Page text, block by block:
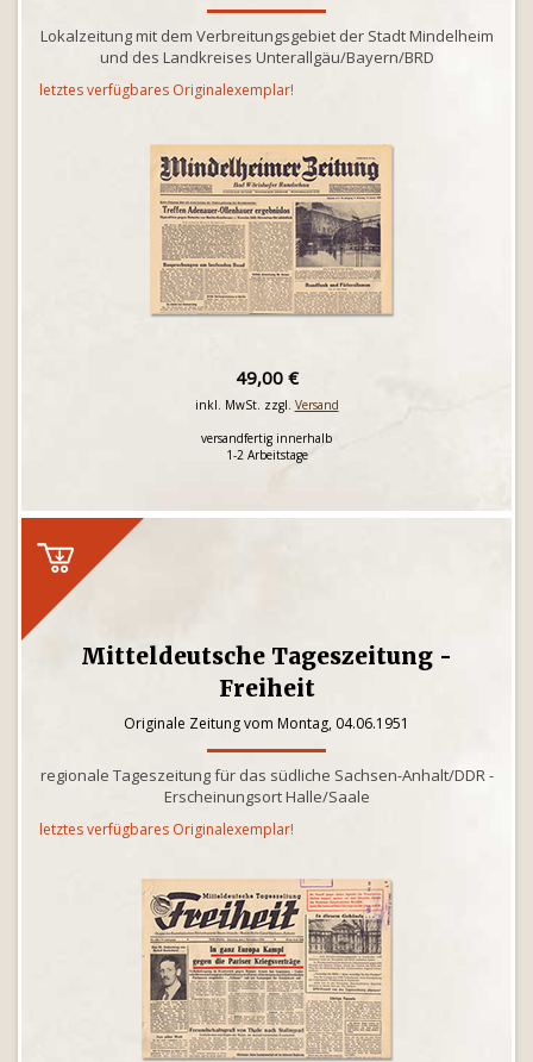
Lokalzeitung mit dem Verbreitungsgebiet der Stadt Mindelheim
und des Landkreises Unterallgäu/Bayern/BRD
letztes verfügbares Originalexemplar!
49,00 €
inkl. MwSt. zzgl. Versand
versandfertig innerhalb
1-2 Arbeitstage
Mitteldeutsche Tageszeitung -
Freiheit
Originale Zeitung vom Montag, 04.06.1951
regionale Tageszeitung für das südliche Sachsen-Anhalt/DDR -
Erscheinungsort Halle/Saale
letztes verfügbares Originalexemplar!